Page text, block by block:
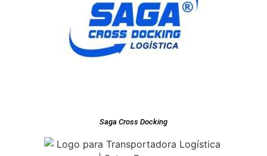
Saga Cross Docking